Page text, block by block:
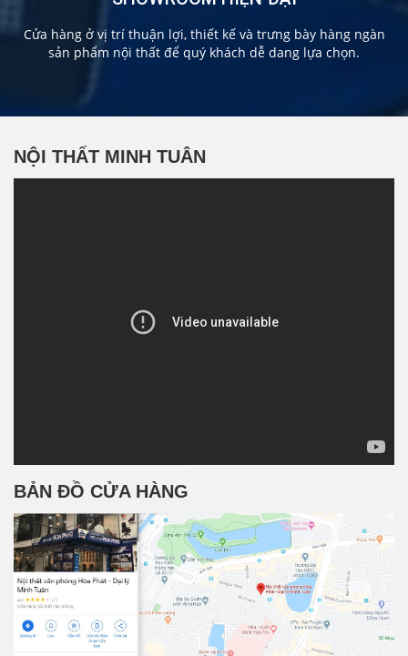
Cửa hàng ở vị trí thuận lợi, thiết kế và trưng bày hàng ngàn
sản phẩm nội thất để quý khách dễ dang lựa chọn.
NỘI THẤT MINH TUÂN
BẢN ĐỒ CỬA HÀNG